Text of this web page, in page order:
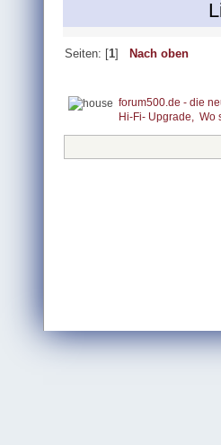
Seiten: [1] Nach oben
forum500.de - die
Hi-Fi- Upgrade,